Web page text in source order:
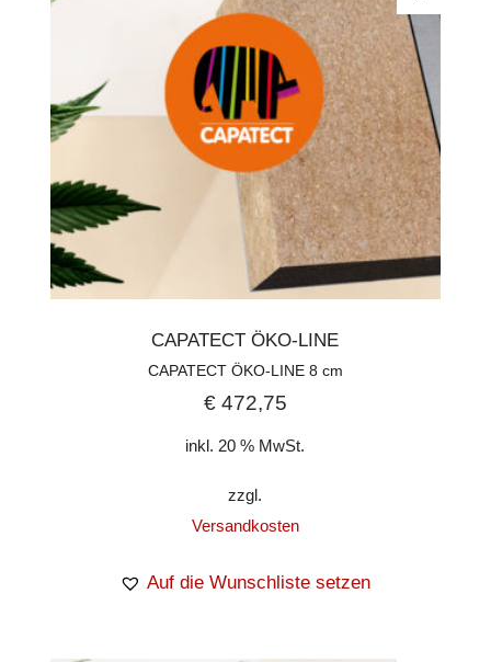
CAPATECT ÖKO-LINE
CAPATECT ÖKO-LINE 8 cm
€472,75
inkl. 20 % MwSt.
zzgl.
Versandkosten
Auf die Wunschliste setzen